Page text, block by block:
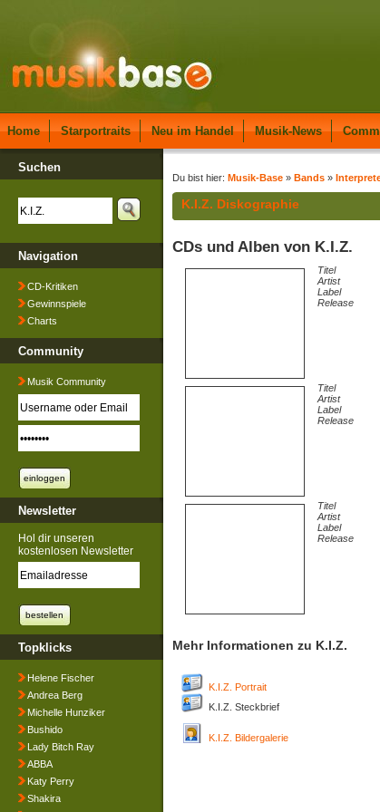
Home Starportraits Neu im Handel Musik-News
Suchen
Navigation
CD-Kritiken
Gewinnspiele
Charts
Community
Musik Community
Newsletter
Hol dir unseren
kostenlosen Newsletter
Topklicks
Helene Fischer
Andrea Berg
Michelle Hunziker
Bushido
Lady Bitch Ray
ABBA
Katy Perry
Shakira
Du bist hier: Musik-Base » Bands »
K.I.Z. Diskographie
CDs und Alben von K.I.Z.
Titel
Artist
Label
Release
Titel
Artist
Label
Release
Titel
Artist
Label
Release
Mehr Informationen zu K.I.Z.
K.I.Z. Portrait
K.I.Z. Steckbrief
K.I.Z. Bildergalerie